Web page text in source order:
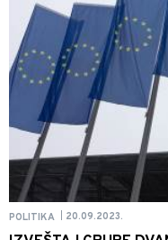
POLITIKA 20.09.2023.